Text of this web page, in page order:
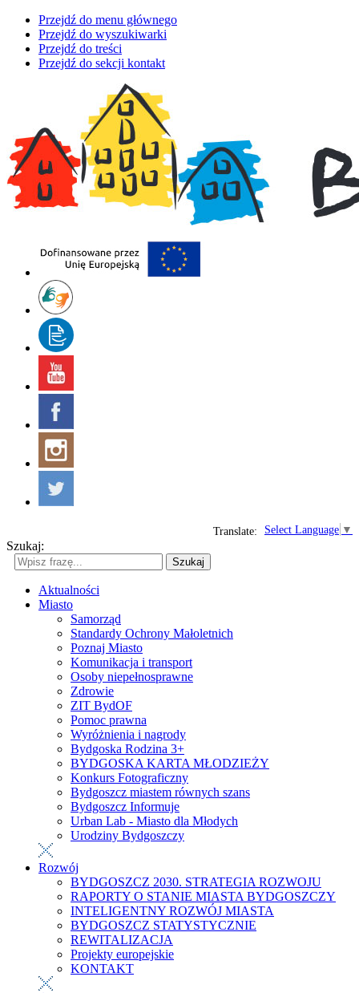
Przejdź do menu głównego
Przejdź do wyszukiwarki
Przejdź do treści
Przejdź do sekcji kontakt
Select Language ▼
Translate:
Szukaj:
Szukaj
Aktualności
Miasto
Samorząd
Standardy Ochrony Małoletnich
Poznaj Miasto
Komunikacja i transport
Osoby niepełnosprawne
Zdrowie
ZIT BydOF
Pomoc prawna
Wyróżnienia i nagrody
Bydgoska Rodzina 3+
BYDGOSKA KARTA MŁODZIEŻY
Konkurs Fotograficzny
Bydgoszcz miastem równych szans
Bydgoszcz Informuje
Urban Lab - Miasto dla Młodych
Urodziny Bydgoszczy
Rozwój
BYDGOSZCZ 2030. STRATEGIA ROZWOJU
RAPORTY O STANIE MIASTA BYDGOSZCZY
INTELIGENTNY ROZWÓJ MIASTA
BYDGOSZCZ STATYSTYCZNIE
REWITALIZACJA
Projekty europejskie
KONTAKT